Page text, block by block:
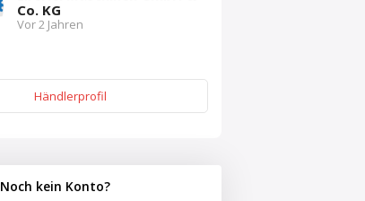
Co. KG
Vor 2 Jahren
Händlerprofil
Noch kein Konto?